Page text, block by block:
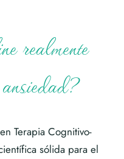
realmente
Terapia Cognitivo-
sólida para el